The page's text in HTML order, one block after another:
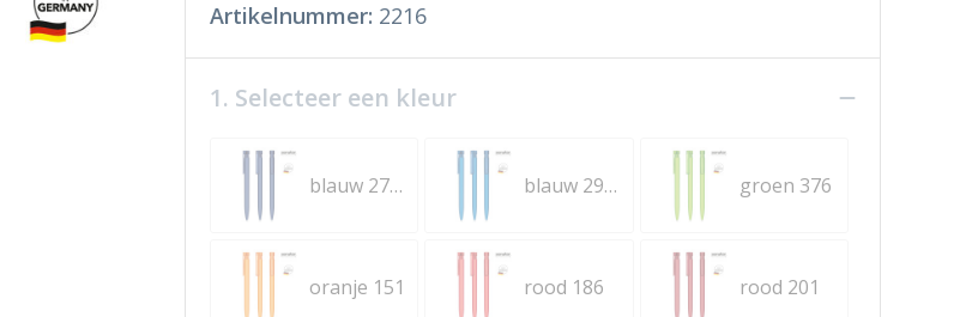
Artikelnummer: 2216
1. Selecteer een kleur
blauw 2757 blauw 2935 groen 376
oranje 151 rood 186 rood 201